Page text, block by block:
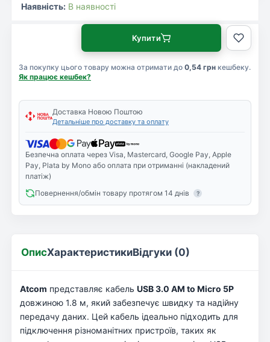
Наявність: В наявності
За покупку цього товару можна отримати до 0,54 грн кешбеку.
Як працює кешбек?
Купити
Доставка Новою Поштою
Детальніше про доставку та оплату
Безпечна оплата через Visa, Mastercard, Google Pay, Apple
Pay, Plata by Mono або оплата при отриманні (накладений
платіж)
Повернення/обмін товару протягом 14 днів
?
ОписХарактеристикиВідгуки (0)
Atcom представляє кабель USB 3.0 AM to Micro 5P
довжиною 1.8 м, який забезпечує швидку та надійну
передачу даних. Цей кабель ідеально підходить для
підключення різноманітних пристроїв, таких як